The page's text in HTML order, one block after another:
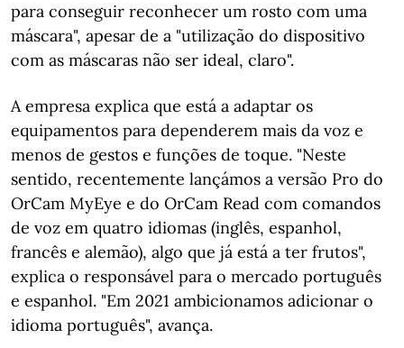
para conseguir reconhecer um rosto com uma
máscara", apesar de a "utilização do dispositivo
com as máscaras não ser ideal, claro".
A empresa explica que está a adaptar os
equipamentos para dependerem mais da voz e
menos de gestos e funções de toque. "Neste
sentido, recentemente lançámos a versão Pro do
OrCam MyEye e do OrCam Read com comandos
de voz em quatro idiomas (inglês, espanhol,
francês e alemão), algo que já está a ter frutos",
explica o responsável para o mercado português
e espanhol. "Em 2021 ambicionamos adicionar o
idioma português", avança.